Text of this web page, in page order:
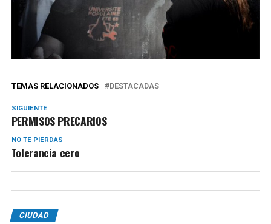
TEMAS RELACIONADOS DESTACADAS
SIGUIENTE
PERMISOS PRECARIOS
NO TE PIERDAS
Tolerancia cero
CIUDAD